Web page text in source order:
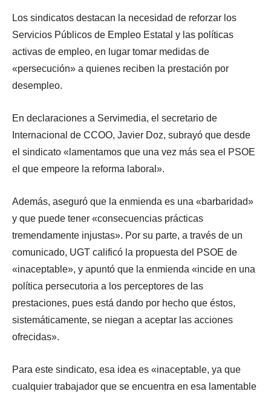
Los sindicatos destacan la necesidad de reforzar los
Servicios Públicos de Empleo Estatal y las políticas
activas de empleo, en lugar tomar medidas de
«persecución» a quienes reciben la prestación por
desempleo.
En declaraciones a Servimedia, el secretario de
Internacional de CCOO, Javier Doz, subrayó que desde
el sindicato «lamentamos que una vez más sea el PSOE
el que empeore la reforma laboral».
Además, aseguró que la enmienda es una «barbaridad»
y que puede tener «consecuencias prácticas
tremendamente injustas». Por su parte, a través de un
comunicado, UGT calificó la propuesta del PSOE de
«inaceptable», y apuntó que la enmienda «incide en una
política persecutoria a los perceptores de las
prestaciones, pues está dando por hecho que éstos,
sistemáticamente, se niegan a aceptar las acciones
ofrecidas».
Para este sindicato, esa idea es «inaceptable, ya que
cualquier trabajador que se encuentra en esa lamentable